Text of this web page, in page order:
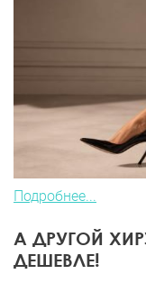
Подробнее...
А ДРУГОЙ
ДЕШЕВЛЕ!